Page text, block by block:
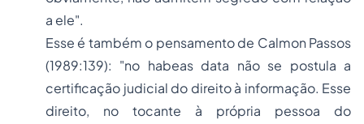
a ele".
Esse é também o pensamento de Calmon Passos
(1989:139): "no habeas data não se postula a
certificação judicial do direito à informação. Esse
direito, no tocante à própria pessoa do